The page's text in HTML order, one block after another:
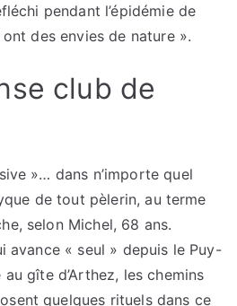
pendant l’épidémie de
des envies de nature ».
club de
»… dans n’importe quel
de tout pèlerin, au terme
selon Michel, 68 ans.
avance « seul » depuis le Puy-
gîte d’Arthez, les chemins
quelques rituels dans ce